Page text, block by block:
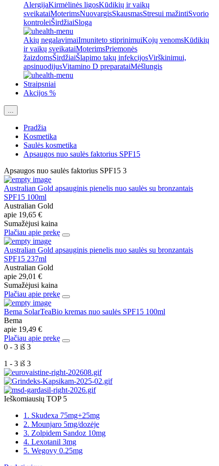
AlergijaKirmėlinės ligosKūdikių ir vaikų
sveikataiMoterimsNuovargisSkausmasStresui mažintiSvorio
kontroleiŠirdžiaiSloga
Akių negalavimaiImuniteto stiprinimuiKojų venomsKūdikių
ir vaikų sveikataiMoterimsPriemonės
žaizdomsŠirdžiaiŠlapimo takų infekcijosVirškinimui,
apsinuodijusVitamino D preparataiMėšlungis
Straipsniai
Akcijos %
...
Pradžia
Kosmetika
Saulės kosmetika
Apsaugos nuo saulės faktorius SPF15
Apsaugos nuo saulės faktorius SPF15 3
Australian Gold apsauginis pienelis nuo saulės su bronzantais
SPF15 100ml
Australian Gold
apie 19,65 €
Sumažėjusi kaina
Plačiau apie prekę
Australian Gold apsauginis pienelis nuo saulės su bronzantais
SPF15 237ml
Australian Gold
apie 29,01 €
Sumažėjusi kaina
Plačiau apie prekę
Bema SolarTeaBio kremas nuo saulės SPF15 100ml
Bema
apie 19,49 €
Plačiau apie prekę
0 - 3 iš 3
1 - 3 iš 3
Ieškomiausių TOP 5
1. Skudexa 75mg+25mg
2. Mounjaro 5mg/dozėje
3. Zolpidem Sandoz 10mg
4. Lexotanil 3mg
5. Wegovy 0.25mg